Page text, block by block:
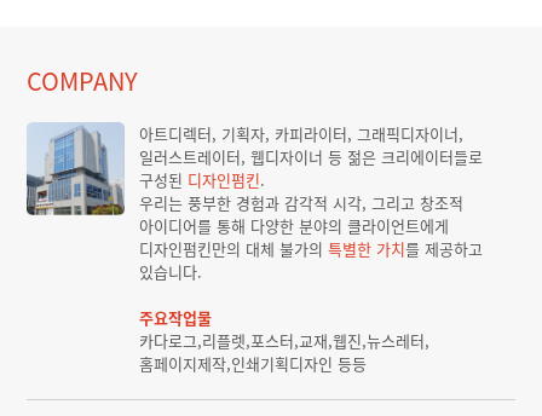
COMPANY
아트디렉터, 기획자, 카피라이터, 그래픽디자이너,
일러스트레이터, 웹디자이너 등 젊은 크리에이터들로
구성된 디자인펌킨.
우리는 풍부한 경험과 감각적 시각, 그리고 창조적
아이디어를 통해 다양한 분야의 클라이언트에게
디자인펌킨만의 대체 불가의특별한 가치를 제공하고
있습니다.
주요작업물
카다로그,리플렛,포스터,교재,웹진,뉴스레터,
홈페이지제작,인쇄기획디자인 등등